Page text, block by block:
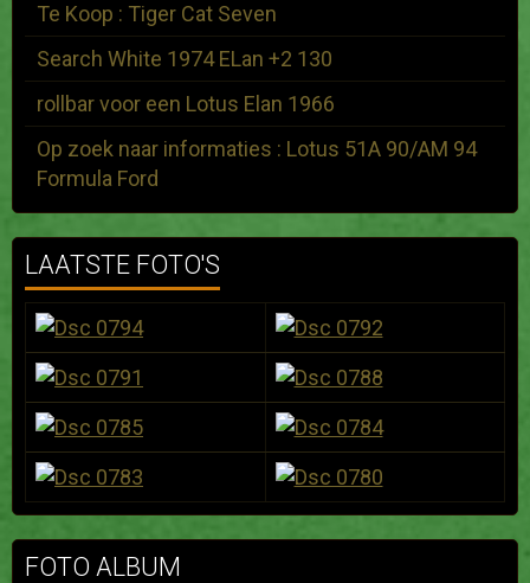
Te Koop : Tiger Cat Seven
Search White 1974 ELan +2 130
rollbar voor een Lotus Elan 1966
Op zoek naar informaties : Lotus 51A 90/AM 94
Formula Ford
LAATSTE FOTO'S
FOTO ALBUM